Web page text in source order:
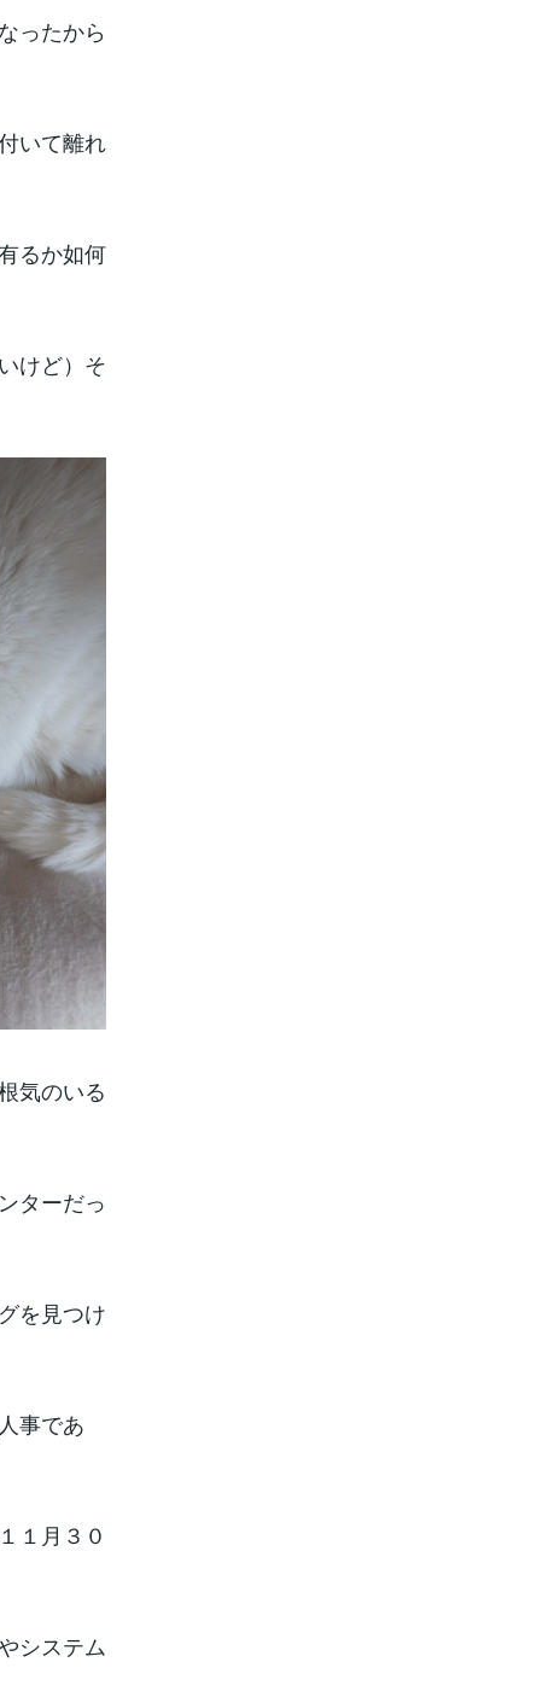
ったから
いて離れ
るか如何
けど）そ
気のいる
ターだっ
を見つけ
事であ
１月３０
システム